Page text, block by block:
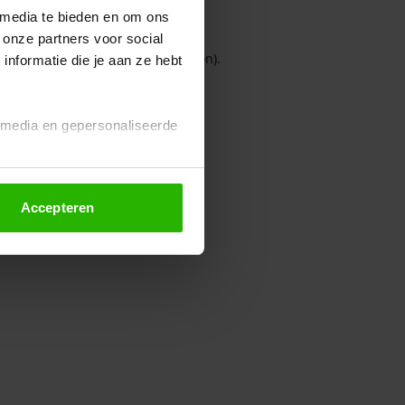
te bieden en om ons
partners voor social
die je aan ze hebt
en gepersonaliseerde
altijd wijzigen of
Accepteren
console for more information).